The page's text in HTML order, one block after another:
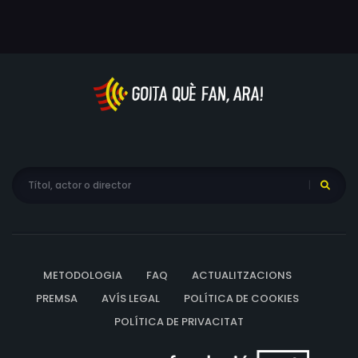
absurd periple judicial de deu anys.
METODOLOGIA FAQ
ACTUALITZACIONS
PREMSA
AVÍS LEGAL
POLÍTICA DE COOKIES
POLÍTICA DE PRIVACITAT